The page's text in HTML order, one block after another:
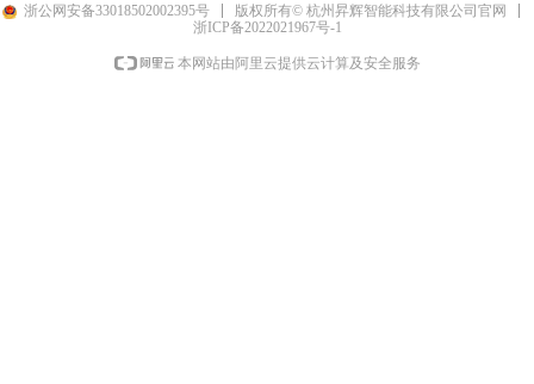
188xxxx8888
浙公网安备33018502002395号
版权所有© 杭州昇辉智能科技有限公司官网
浙ICP备2022021967号-1
本网站由阿里云提供云计算及安全服务